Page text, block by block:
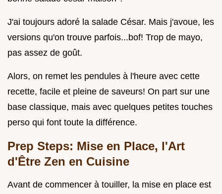
J'ai toujours adoré la salade César. Mais j'avoue, les
versions qu'on trouve parfois...bof! Trop de mayo,
pas assez de goût.
Alors, on remet les pendules à l'heure avec cette
recette, facile et pleine de saveurs! On part sur une
base classique, mais avec quelques petites touches
perso qui font toute la différence.
Prep Steps: Mise en Place, l'Art
d'Être Zen en Cuisine
Avant de commencer à touiller, la mise en place est